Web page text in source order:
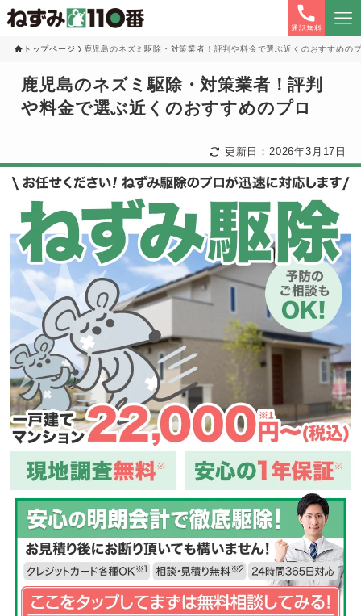
通話無料
トップページ 鹿児島のネズミ駆除・対策業者！評判や料金で選ぶ近くのおすすめの
鹿児島のネズミ駆除・対策業者！評判
や料金で選ぶ近くのおすすめのプロ
更新日：2026年3月17日